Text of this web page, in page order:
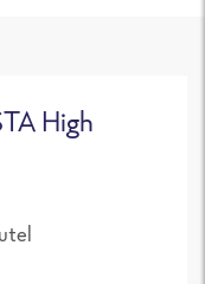
High